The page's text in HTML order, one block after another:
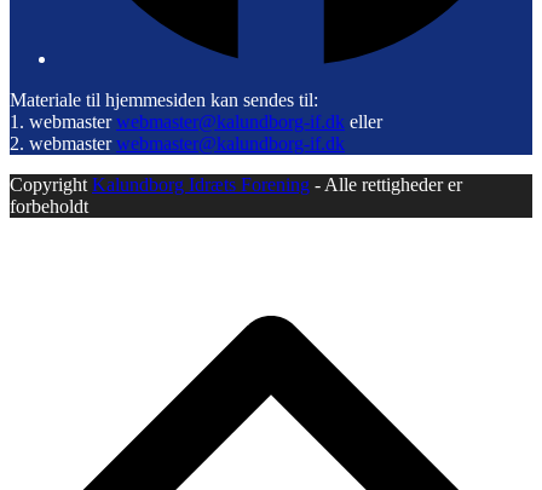
Materiale til hjemmesiden kan sendes til:
1. webmasterwebmaster@kalundborg-if.dk eller
2. webmasterwebmaster@kalundborg-if.dk
Copyright Kalundborg Idræts Forening - Alle rettigheder er
forbeholdt